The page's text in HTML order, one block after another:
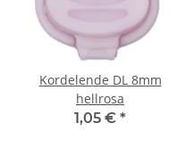
Kordelende DL 8mm
hellrosa
1,05 € *